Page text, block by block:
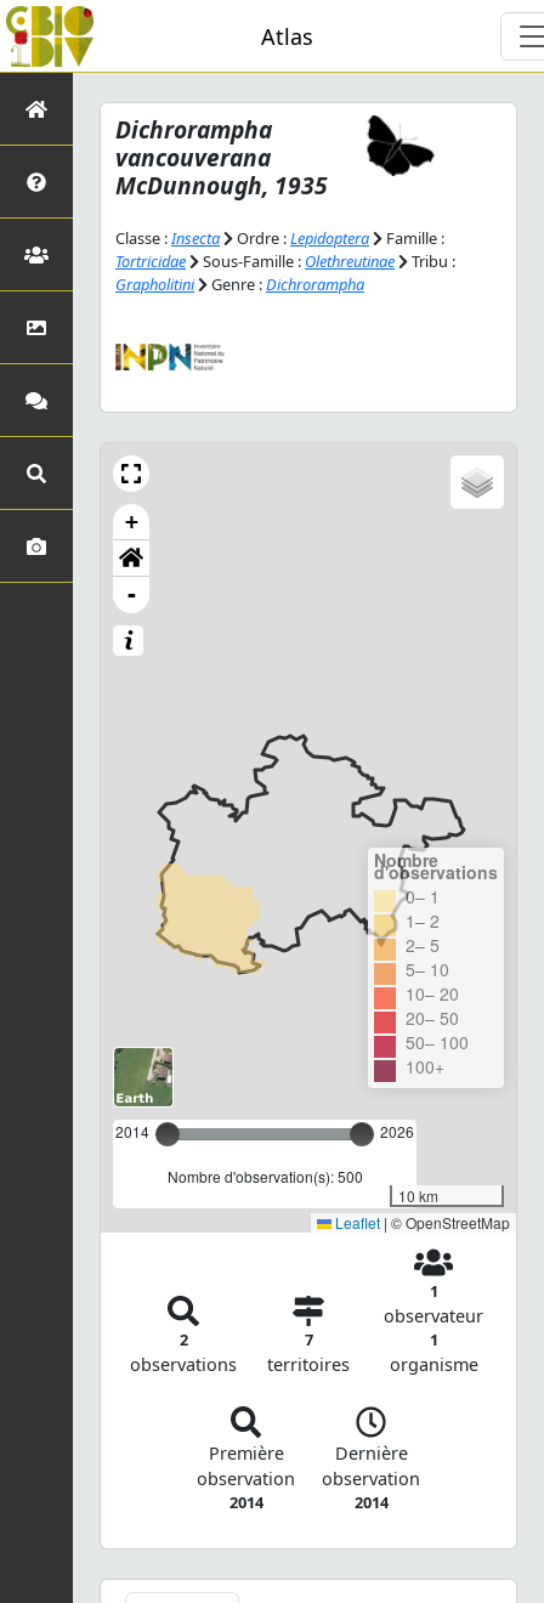
Atlas
Dichrorampha
vancouverana
McDunnough, 1935
Classe :Insecta Ordre :Lepidoptera
Famille :
Tortricidae
Sous-Famille : Olethreutinae
Tribu :
Grapholitini
Genre :Dichrorampha
+
-
2014 2026
Nombre d'observation(s): 500
Nombre
d'observations
0– 1
1– 2
2– 5
5– 10
10– 20
20– 50
50– 100
100+
10 km
Leaflet | © OpenStreetMap
2
observations
7
territoires
1
observateur
1
organisme
Première
observation
2014
Dernière
observation
2014